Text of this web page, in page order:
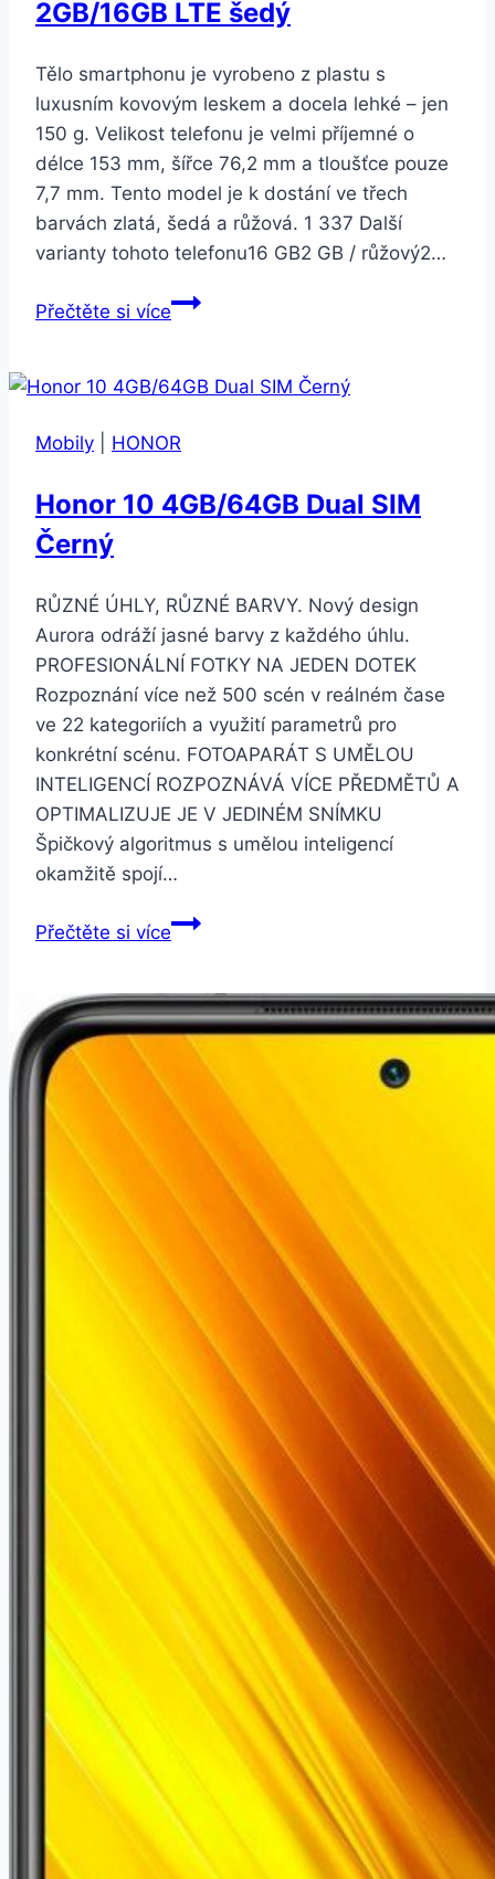
2GB/16GB LTE šedý
Tělo smartphonu je vyrobeno z plastu s
luxusním kovovým leskem a docela lehké – jen
150 g. Velikost telefonu je velmi příjemné o
délce 153 mm, šířce 76,2 mm a tloušťce pouze
7,7 mm. Tento model je k dostání ve třech
barvách zlatá, šedá a růžová. 1 337 Další
varianty tohoto telefonu16 GB2 GB / růžový2…
Přečtěte si víceXiaomi
5A
LTE
Mobily HONOR
Honor 10 4GB/64GB Dual SIM
Černý
RŮZNÉ ÚHLY, RŮZNÉ BARVY. Nový design
Aurora odráží jasné barvy z každého úhlu.
PROFESIONÁLNÍ FOTKY NA JEDEN DOTEK
Rozpoznání více než 500 scén v reálném čase
ve 22 kategoriích a využití parametrů pro
konkrétní scénu. FOTOAPARÁT S UMĚLOU
INTELIGENCÍ ROZPOZNÁVÁ VÍCE PŘEDMĚTŮ A
OPTIMALIZUJE JE V JEDINÉM SNÍMKU
Špičkový algoritmus s umělou inteligencí
okamžitě spojí…
Přečtěte si víceHonor
Dual
SIM
Černý